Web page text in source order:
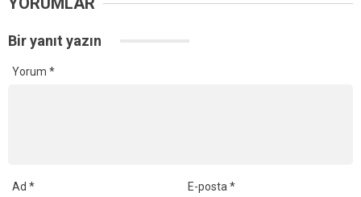
Bir yanıt yazın
Yorum *
Ad * E-posta*